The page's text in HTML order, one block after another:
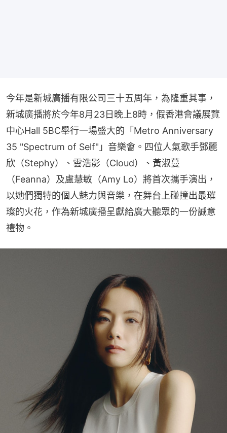
今年是新城廣播有限公司三十五周年，為隆重其事，
新城廣播將於今年8月23日晚上8時，假香港會議展覽
中心Hall 5BC舉行一場盛大的「Metro Anniversary
35 "Spectrum of Self"」音樂會。四位人氣歌手鄧麗
欣（Stephy）、雲浩影（Cloud）、黃淑蔓
（Feanna）及盧慧敏（Amy Lo）將首次攜手演出，
以她們獨特的個人魅力與音樂，在舞台上碰撞出最璀
璨的火花，作為新城廣播呈獻給廣大聽眾的一份誠意
禮物。